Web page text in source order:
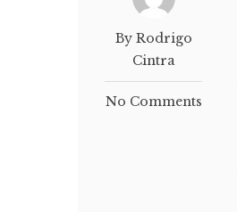
By Rodrigo
Cintra
No Comments